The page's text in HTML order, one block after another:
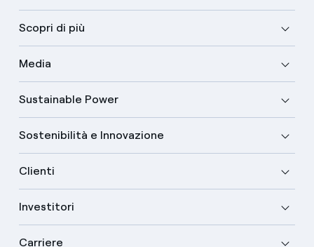
Scopri di più
Media
Sustainable Power
Sostenibilità e Innovazione
Clienti
Investitori
Carriere